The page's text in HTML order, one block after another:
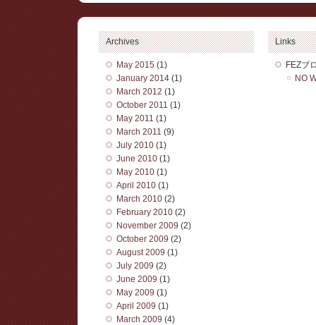
Archives
May 2015 (1)
January 2014 (1)
March 2012 (1)
October 2011 (1)
May 2011 (1)
March 2011 (9)
July 2010 (1)
June 2010 (1)
May 2010 (1)
April 2010 (1)
March 2010 (2)
February 2010 (2)
November 2009 (2)
October 2009 (2)
August 2009 (1)
July 2009 (2)
June 2009 (1)
May 2009 (1)
April 2009 (1)
March 2009 (4)
Links
FEZブ
NO